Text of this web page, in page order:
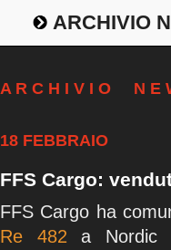
ARCHIVIO
A R C H I V I O N E
18 FEBBRAIO
FFS Cargo:
FFS Cargo ha
Re 482 a Nordic